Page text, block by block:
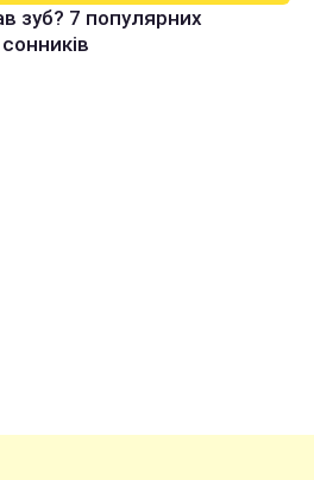
зуб? 7 популярних